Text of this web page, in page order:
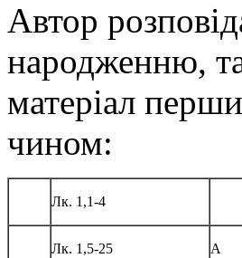
Автор
народженню,
матеріал
чином:
Лк. 1,1-4
Лк. 1,5-25 А